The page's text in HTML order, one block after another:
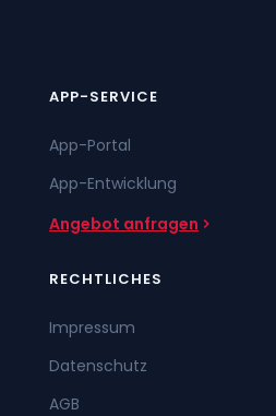
APP-SERVICE
App-Portal
App-Entwicklung
Angebot anfragen
RECHTLICHES
Impressum
Datenschutz
AGB